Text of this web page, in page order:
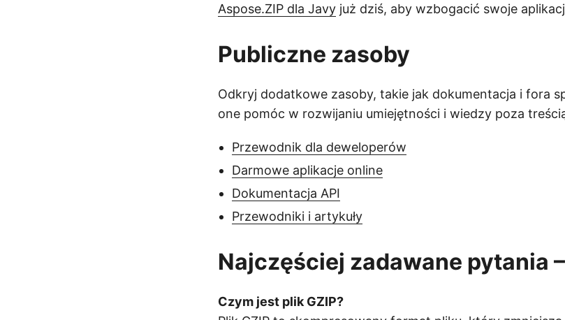
Aspose.ZIP dla Javy już dziś, aby wzbogacić swoje
Publiczne zasoby
Odkryj dodatkowe zasoby, takie jak dokumentacja i fora
one pomóc w rozwijaniu umiejętności i wiedzy poza
Przewodnik dla deweloperów
Darmowe aplikacje online
Dokumentacja API
Przewodniki i artykuły
Najczęściej zadawane pytania –
Czym jest plik GZIP?